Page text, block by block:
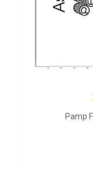
Pamp